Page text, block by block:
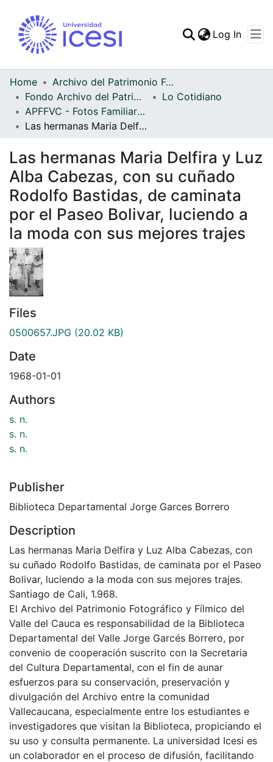
Statistics
Log In
Home
Archivo del Patrimonio Fotográfico y Fílmico del Valle del Cauca
Fondo Archivo del Patrimonio Fotográfico y Fílmico del Valle del Cauca
Lo Cotidiano
APFFVC - Fotos Familiares - Patrimonial
Las hermanas Maria Delfira y Luz Alba Cabezas, con su cuñado Rodolfo Bastidas, de caminata por el Paseo Bolivar, luciendo a la moda con sus mejores trajes
Las hermanas Maria Delfira y Luz
Alba Cabezas, con su cuñado
Rodolfo Bastidas, de caminata
por el Paseo Bolivar, luciendo a
la moda con sus mejores trajes
Files
0500657.JPG (20.02 KB)
Date
1968-01-01
Authors
s. n.
s. n.
s. n.
Publisher
Biblioteca Departamental Jorge Garces Borrero
Description
Las hermanas Maria Delfira y Luz Alba Cabezas, con
su cuñado Rodolfo Bastidas, de caminata por el Paseo
Bolivar, luciendo a la moda con sus mejores trajes.
Santiago de Cali, 1.968.
El Archivo del Patrimonio Fotográfico y Fílmico del
Valle del Cauca es responsabilidad de la Biblioteca
Departamental del Valle Jorge Garcés Borrero, por
convenio de cooperación suscrito con la Secretaria
del Cultura Departamental, con el fin de aunar
esfuerzos para su conservación, preservación y
divulgación del Archivo entre la comunidad
Vallecaucana, especialmente entre los estudiantes e
investigadores que visitan la Biblioteca, propiciando el
su uso y consulta permanente. La universidad Icesi es
un colaborador en el proceso de difusión, facilitando